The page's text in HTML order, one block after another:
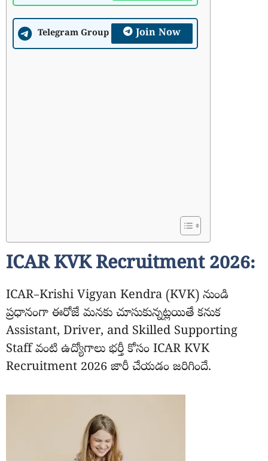
Telegram Group Join Now
ICAR KVK Recruitment 2026:
ICAR–Krishi Vigyan Kendra (KVK) నుండి
ప్రధానంగా ఈరోజే మనకు చూసుకున్నట్లయితే కనుక
Assistant, Driver, and Skilled Supporting
Staff వంటి ఉద్యోగాలు భర్తీ కోసం ICAR KVK
Recruitment 2026 జారీ చేయడం జరిగిందే.